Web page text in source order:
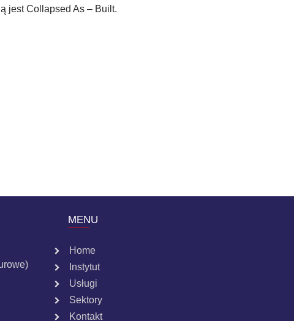
jest Collapsed As – Built.
MENU
Home
Instytut
Usługi
Sektory
Kontakt